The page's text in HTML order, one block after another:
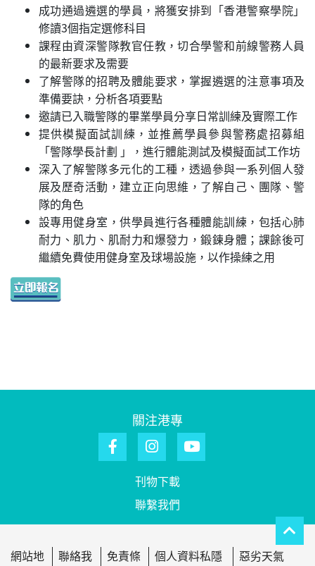
成功通過遴選的學員，將獲安排到「香港警察學院」
修讀3個指定選修科目
課程由資深警隊教官任教，切合學警和前線警務人員
的最新要求及需要
了解警隊的招聘及體能要求，掌握遴選的注意事項及
準備要訣，分析各項要點
邀請已入職警隊的畢業學員分享日常訓練及實際工作
提供模擬面試訓練，並推薦學員參與警務處招募組
「警隊學長計劃 」，進行體能測試及模擬面試工作坊
深入了解警隊多元化的工種，透過參與一系列個人發
展及歷奇活動，建立正向思維，了解自己、團隊、警
隊的角色
設專用健身室，供學員進行各種體能訓練，包括心肺
耐力、肌力、肌耐力和爆發力，鍛鍊身體；課餘後可
繼續免費使用健身室及球場設施，以作操練之用
關注港專
刊物下載
聯繫我們
網站地
聯絡我
免責條
個人資料私隱
惡劣天氣